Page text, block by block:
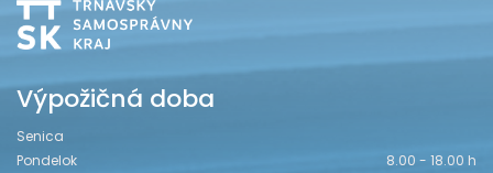
Výpožičná doba
Senica
Pondelok
8.00 - 18.00 h